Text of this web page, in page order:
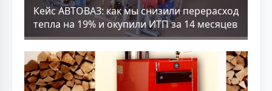
Кейс АВТОВАЗ: как мы снизили перерасход
тепла на 19% и окупили ИТП за 14 месяцев